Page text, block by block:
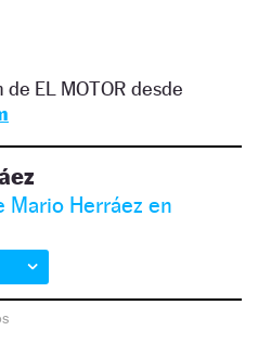
EL MOTOR desde
Mario Herráez en